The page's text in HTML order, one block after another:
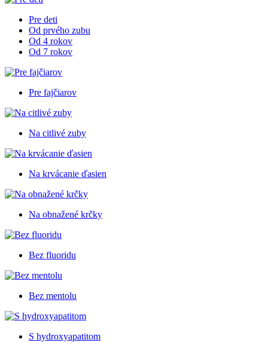
Pre deti
Od prvého zubu
Od 4 rokov
Od 7 rokov
Pre fajčiarov
Na citlivé zuby
Na krvácanie ďasien
Na obnažené krčky
Bez fluoridu
Bez mentolu
S hydroxyapatitom